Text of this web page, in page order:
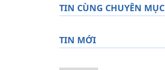
TIN CÙNG CHUYÊN MỤC
TIN MỚI